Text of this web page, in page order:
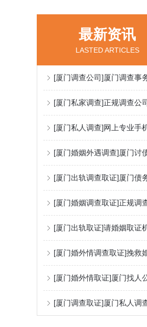
最新资讯
LASTED ARTICLES